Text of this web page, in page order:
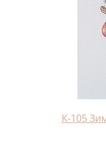
K-105